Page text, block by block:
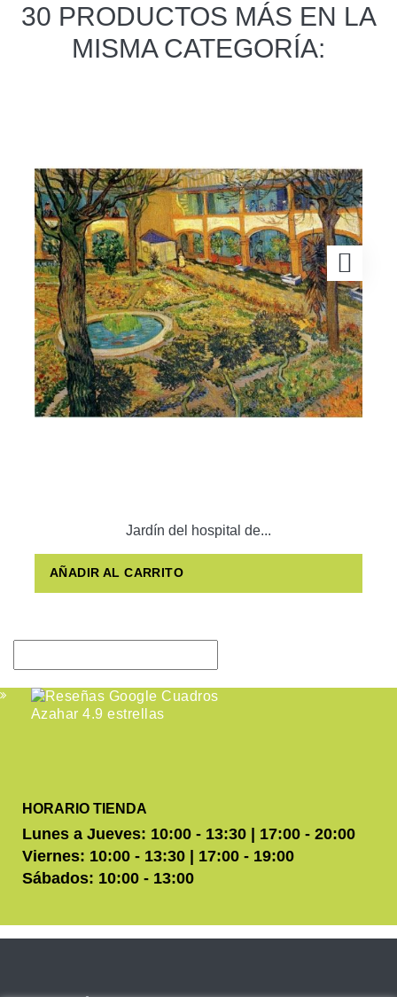
30 PRODUCTOS MÁS EN LA
MISMA CATEGORÍA:
Jardín del hospital de...
AÑADIR AL CARRITO
HORARIO TIENDA
Lunes a Jueves: 10:00 - 13:30 | 17:00 - 20:00
Viernes: 10:00 - 13:30 | 17:00 - 19:00
Sábados: 10:00 - 13:00